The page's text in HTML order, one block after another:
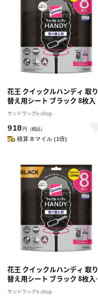
花王 クイックルハンディ 取り
替え用シート ブラック 8枚入
サンドラッグe-shop
918 円 （税込）
積算 8 マイル (1倍)
花王 クイックルハンディ 取り
替え用シート ブラック 8枚入
【3個セット】
サンドラッグe-shop